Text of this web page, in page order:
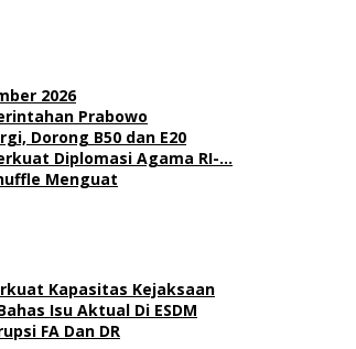
2026
Prabowo
Dorong B50 dan E20
Diplomasi Agama RI-…
Menguat
Kapasitas Kejaksaan
Isu Aktual Di ESDM
FA Dan DR